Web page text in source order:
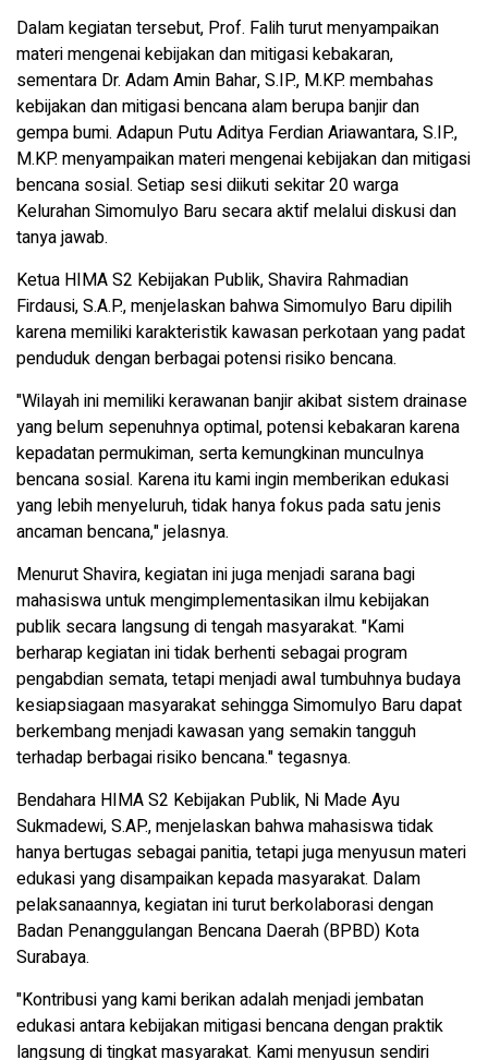
Dalam kegiatan tersebut, Prof. Falih turut menyampaikan
materi mengenai kebijakan dan mitigasi kebakaran,
sementara Dr. Adam Amin Bahar, S.IP., M.KP. membahas
kebijakan dan mitigasi bencana alam berupa banjir dan
gempa bumi. Adapun Putu Aditya Ferdian Ariawantara, S.IP.,
M.KP. menyampaikan materi mengenai kebijakan dan mitigasi
bencana sosial. Setiap sesi diikuti sekitar 20 warga
Kelurahan Simomulyo Baru secara aktif melalui diskusi dan
tanya jawab.
Ketua HIMA S2 Kebijakan Publik, Shavira Rahmadian
Firdausi, S.A.P., menjelaskan bahwa Simomulyo Baru dipilih
karena memiliki karakteristik kawasan perkotaan yang padat
penduduk dengan berbagai potensi risiko bencana.
"Wilayah ini memiliki kerawanan banjir akibat sistem drainase
yang belum sepenuhnya optimal, potensi kebakaran karena
kepadatan permukiman, serta kemungkinan munculnya
bencana sosial. Karena itu kami ingin memberikan edukasi
yang lebih menyeluruh, tidak hanya fokus pada satu jenis
ancaman bencana," jelasnya.
Menurut Shavira, kegiatan ini juga menjadi sarana bagi
mahasiswa untuk mengimplementasikan ilmu kebijakan
publik secara langsung di tengah masyarakat. "Kami
berharap kegiatan ini tidak berhenti sebagai program
pengabdian semata, tetapi menjadi awal tumbuhnya budaya
kesiapsiagaan masyarakat sehingga Simomulyo Baru dapat
berkembang menjadi kawasan yang semakin tangguh
terhadap berbagai risiko bencana." tegasnya.
Bendahara HIMA S2 Kebijakan Publik, Ni Made Ayu
Sukmadewi, S.AP., menjelaskan bahwa mahasiswa tidak
hanya bertugas sebagai panitia, tetapi juga menyusun materi
edukasi yang disampaikan kepada masyarakat. Dalam
pelaksanaannya, kegiatan ini turut berkolaborasi dengan
Badan Penanggulangan Bencana Daerah (BPBD) Kota
Surabaya.
"Kontribusi yang kami berikan adalah menjadi jembatan
edukasi antara kebijakan mitigasi bencana dengan praktik
langsung di tingkat masyarakat. Kami menyusun sendiri